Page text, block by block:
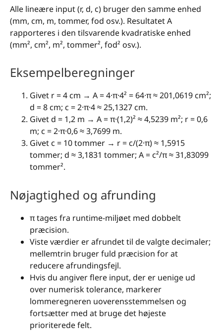
Alle lineære input (r, d, c) bruger den samme enhed
(mm, cm, m, tommer, fod osv.). Resultatet A
rapporteres i den tilsvarende kvadratiske enhed
(mm², cm², m², tommer², fod² osv.).
Eksempelberegninger
Givet r = 4 cm → A = 4·π·4² = 64·π ≈ 201,0619 cm²;
d = 8 cm; c = 2·π·4 ≈ 25,1327 cm.
Givet d = 1,2 m → A = π·(1,2)² ≈ 4,5239 m²; r = 0,6
m; c = 2·π·0,6 ≈ 3,7699 m.
Givet c = 10 tommer → r = c/(2·π) ≈ 1,5915
tommer; d ≈ 3,1831 tommer; A = c²/π ≈ 31,83099
tommer².
Nøjagtighed og afrunding
π tages fra runtime-miljøet med dobbelt
præcision.
Viste værdier er afrundet til de valgte decimaler;
mellemtrin bruger fuld præcision for at
reducere afrundingsfejl.
Hvis du angiver flere input, der er uenige ud
over numerisk tolerance, markerer
lommeregneren uoverensstemmelsen og
fortsætter med at bruge det højeste
prioriterede felt.